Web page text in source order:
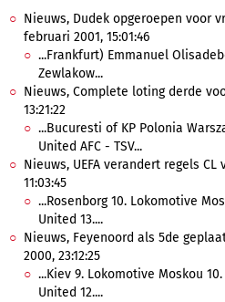
Nieuws, Dudek opgeroepen voor
februari 2001, 15:01:46
...Frankfurt) Emmanuel
Zewlakow...
Nieuws, Complete loting derde
13:21:22
...Bucuresti of KP Polonia
United AFC - TSV...
Nieuws, UEFA verandert regels
11:03:45
...Rosenborg 10. Lokomotive
United 13....
Nieuws, Feyenoord als 5de
2000, 23:12:25
...Kiev 9. Lokomotive Moskou 10.
United 12....